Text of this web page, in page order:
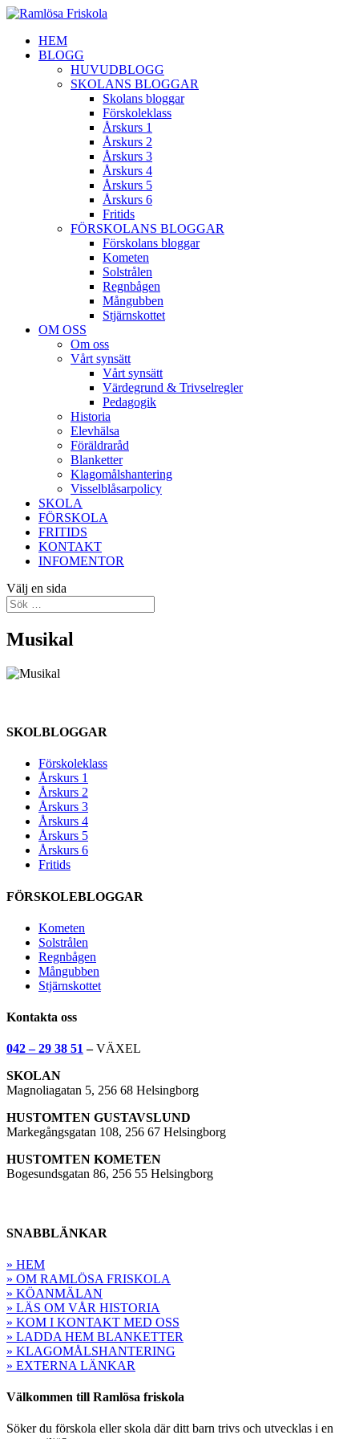
HEM
BLOGG
HUVUDBLOGG
SKOLANS BLOGGAR
Skolans bloggar
Förskoleklass
Årskurs 1
Årskurs 2
Årskurs 3
Årskurs 4
Årskurs 5
Årskurs 6
Fritids
FÖRSKOLANS BLOGGAR
Förskolans bloggar
Kometen
Solstrålen
Regnbågen
Mångubben
Stjärnskottet
OM OSS
Om oss
Vårt synsätt
Vårt synsätt
Värdegrund & Trivselregler
Pedagogik
Historia
Elevhälsa
Föräldraråd
Blanketter
Klagomålshantering
Visselblåsarpolicy
SKOLA
FÖRSKOLA
FRITIDS
KONTAKT
INFOMENTOR
Välj en sida
Musikal
SKOLBLOGGAR
Förskoleklass
Årskurs 1
Årskurs 2
Årskurs 3
Årskurs 4
Årskurs 5
Årskurs 6
Fritids
FÖRSKOLEBLOGGAR
Kometen
Solstrålen
Regnbågen
Mångubben
Stjärnskottet
Kontakta oss
042 – 29 38 51–VÄXEL
SKOLAN
Magnoliagatan 5, 256 68 Helsingborg
HUSTOMTEN GUSTAVSLUND
Markegångsgatan 108, 256 67 Helsingborg
HUSTOMTEN KOMETEN
Bogesundsgatan 86, 256 55 Helsingborg
SNABBLÄNKAR
» HEM
» OM RAMLÖSA FRISKOLA
» KÖANMÄLAN
» LÄS OM VÅR HISTORIA
» KOM I KONTAKT MED OSS
» LADDA HEM BLANKETTER
» KLAGOMÅLSHANTERING
» EXTERNA LÄNKAR
Välkommen till Ramlösa friskola
Söker du förskola eller skola där ditt barn trivs och utvecklas i en